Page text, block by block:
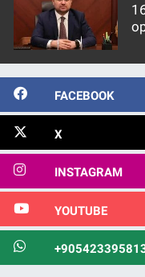
FACEBOOK
X
INSTAGRAM
YOUTUBE